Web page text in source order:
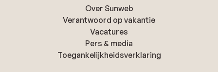
Over Sunweb
Verantwoord op vakantie
Vacatures
Pers & media
Toegankelijkheidsverklaring